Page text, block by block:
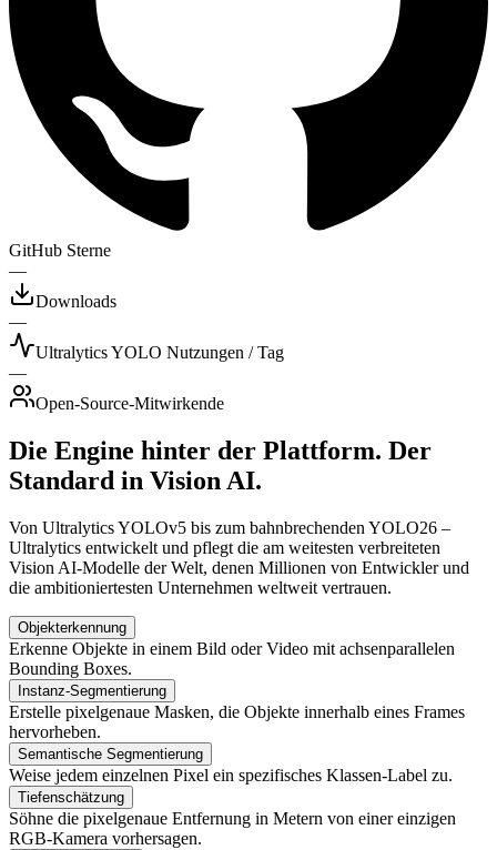
GitHub Sterne
—
Downloads
—
Ultralytics YOLO Nutzungen / Tag
—
Open-Source-Mitwirkende
Die Engine hinter der Plattform. Der
Standard in Vision AI.
Von Ultralytics YOLOv5 bis zum bahnbrechenden YOLO26 –
Ultralytics entwickelt und pflegt die am weitesten verbreiteten
Vision AI-Modelle der Welt, denen Millionen von Entwickler und
die ambitioniertesten Unternehmen weltweit vertrauen.
Objekterkennung
Erkenne Objekte in einem Bild oder Video mit achsenparallelen
Bounding Boxes.
Instanz-Segmentierung
Erstelle pixelgenaue Masken, die Objekte innerhalb eines Frames
hervorheben.
Semantische Segmentierung
Weise jedem einzelnen Pixel ein spezifisches Klassen-Label zu.
Tiefenschätzung
Söhne die pixelgenaue Entfernung in Metern von einer einzigen
RGB-Kamera vorhersagen.